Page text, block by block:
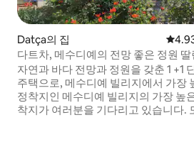
Datça의 집 평점
다트차, 메수디예의 전망 좋은 정원 딸
독 주택
자연과 바다 전망과 정원을 갖춘 1 +1
주택으로, 메수디예 빌리지에서 가장
정착지인 메수디예 빌리지의 가장 높
착지가 여러분을 기다리고 있습니다. 도시